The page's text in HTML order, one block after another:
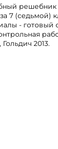
решебник
7 (седьмой)
- готовый
2013.